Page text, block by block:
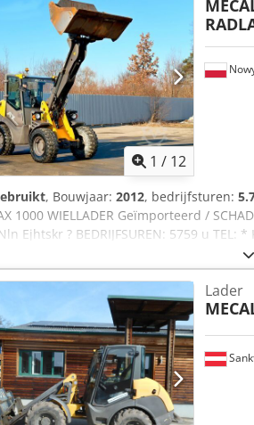
1 / 12
, Bouwjaar: 2012, bedrijfsturen:
1000 WIELLADER Geïmporteerd /
Ejhtskr ? BEDRIJFSUREN: 5759 u TEL: *
- POOLS, DUITS, ITALIAANS, ???? *
inclusief kenteken) *
Lader